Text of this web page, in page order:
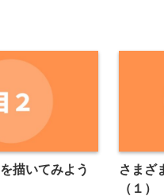
描いてみよう
さまざ
（１）